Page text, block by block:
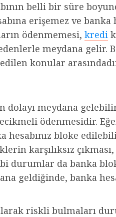
belli bir süre
erişemez ve banka
ödenmemesi, kredi
meydana gelir.
konular
meydana
ödenmesidir.
hesabınız bloke
karşılıksız
durumlar da banka
geldiğinde, banka
riskli bulmaları